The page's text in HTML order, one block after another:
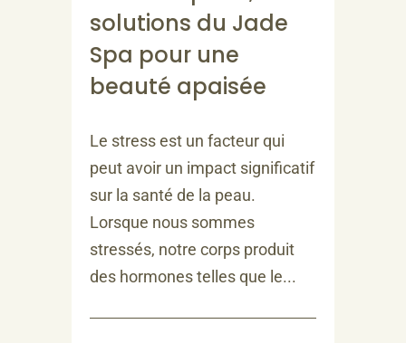
solutions du Jade
Spa pour une
beauté apaisée
Le stress est un facteur qui
peut avoir un impact significatif
sur la santé de la peau.
Lorsque nous sommes
stressés, notre corps produit
des hormones telles que le...